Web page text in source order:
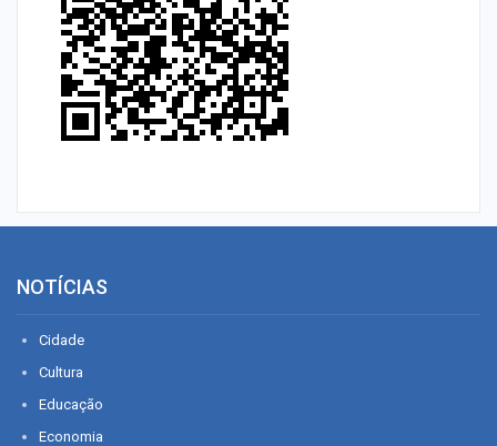
NOTÍCIAS
Cidade
Cultura
Educação
Economia